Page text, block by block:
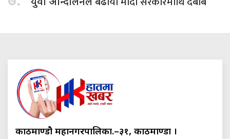
काठमाण्डौ महानगरपालिका.–३१, काठमाण्डौं ।